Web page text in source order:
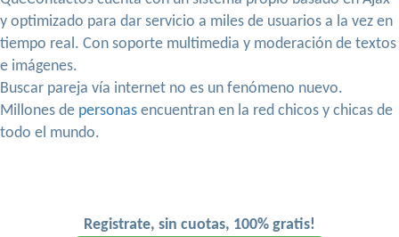
y optimizado para dar servicio a miles de usuarios a la vez en
tiempo real. Con soporte multimedia y moderación de textos
e imágenes.
Buscar pareja vía internet no es un fenómeno nuevo.
Millones de personas encuentran en la red chicos y chicas de
todo el mundo.
Registrate, sin cuotas, 100% gratis!